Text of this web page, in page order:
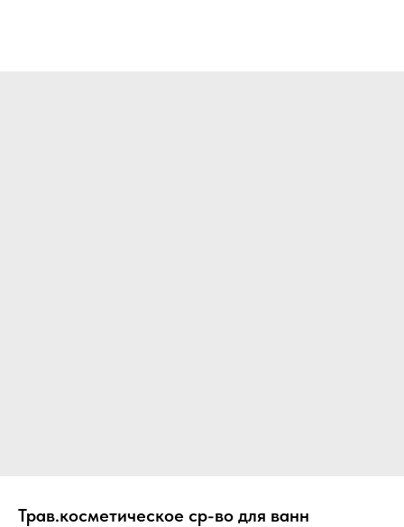
Трав.косметическое ср-во для ванн